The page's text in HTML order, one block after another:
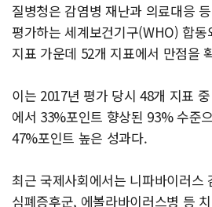
질병청은 감염병 재난과 의료대응
평가하는 세계보건기구(WHO) 합동
지표 가운데 52개 지표에서 만점을
이는 2017년 평가 당시 48개 지표
에서 33%포인트 향상된 93% 수준
47%포인트 높은 성과다.
최근 국제사회에서는 니파바이러스
심폐증후군, 에볼라바이러스병 등